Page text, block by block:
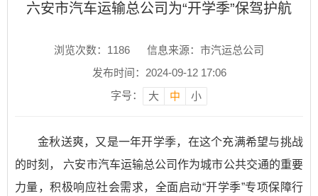
六安市汽车运输总公司为“开学季”保驾护航
浏览次数： 1186
信息来源：市汽运总公司
发布时间：2024-09-12 17:06
字号：
大 中 小
金秋送爽，又是一年开学季，在这个充满希望与挑战
的时刻， 六安市汽车运输总公司作为城市公共交通的重要
力量，积极响应社会需求，全面启动“开学季”专项保障行